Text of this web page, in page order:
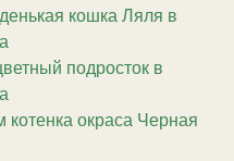
кошка Ляля в
подросток в
котенка окраса Черная